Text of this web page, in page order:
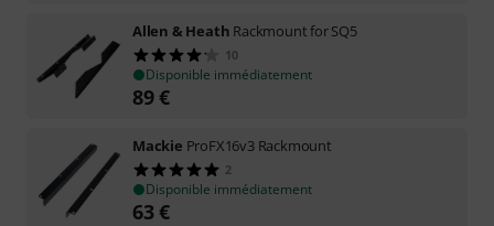
Allen & Heath Rackmount for SQ5
10
Disponible immédiatement
89€
Mackie ProFX16v3 Rackmount
2
Disponible immédiatement
63€